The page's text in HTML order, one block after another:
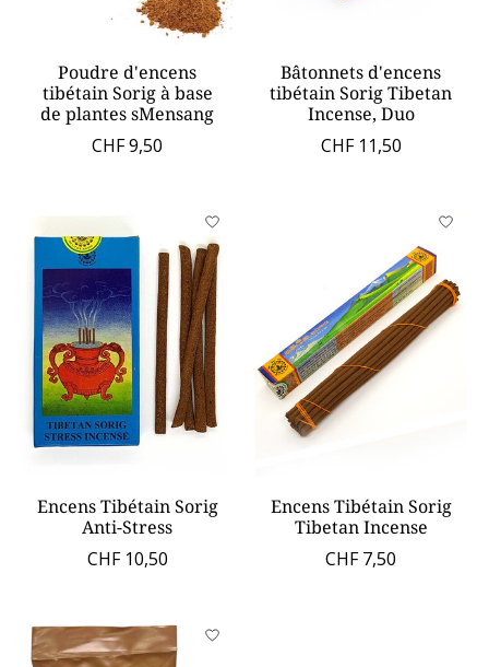
Poudre d'encens
tibétain Sorig à base
de plantes sMensang
CHF 9,50
Bâtonnets d'encens
tibétain Sorig Tibetan
Incense, Duo
CHF 11,50
Encens Tibétain Sorig
Anti-Stress
CHF 10,50
Encens Tibétain Sorig
Tibetan Incense
CHF 7,50